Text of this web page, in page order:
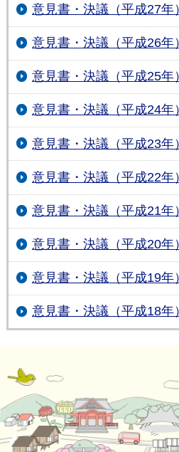
意見書・決議（平成27年
意見書・決議（平成26年
意見書・決議（平成25年
意見書・決議（平成24年
意見書・決議（平成23年
意見書・決議（平成22年
意見書・決議（平成21年
意見書・決議（平成20年
意見書・決議（平成19年
意見書・決議（平成18年